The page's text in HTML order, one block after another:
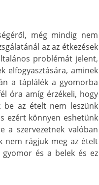
még mindig nem
az az étkezések
problémát jelent,
elfogyasztására, aminek
a táplálék a gyomorba
óra amíg érzékeli, hogy
be az ételt nem leszünk
ezért könnyen eshetünk
a szervezetnek valóban
nem rágjuk meg az ételt
és a belek és ez